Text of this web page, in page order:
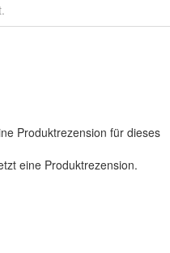
Produktrezension für dieses
eine Produktrezension.